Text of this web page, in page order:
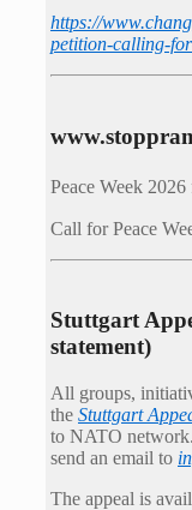
https://
petition-calling-
Peace Week
Call for Peace
Stuttgart
statement)
All groups,
the Stuttgart
to NATO
send an email to
The appeal is